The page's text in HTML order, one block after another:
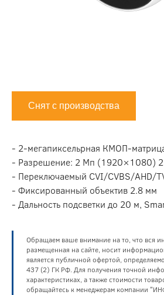
Снят с производства
- 2-мегапиксельрная КМОП-
- Разрешение: 2 Мп (1920×1080)
- Переключаемый CVI/CVBS/AHD/
- Фиксированный объектив 2.8 мм
- Дальность подсветки до 20 м,
Обращаем ваше внимание на то, что вся
размещенная на сайте, носит
является публичной офертой,
437 (2) ГК РФ. Для получения точной
характеристиках, а также стоимости
обращайтесь к менеджерам компании